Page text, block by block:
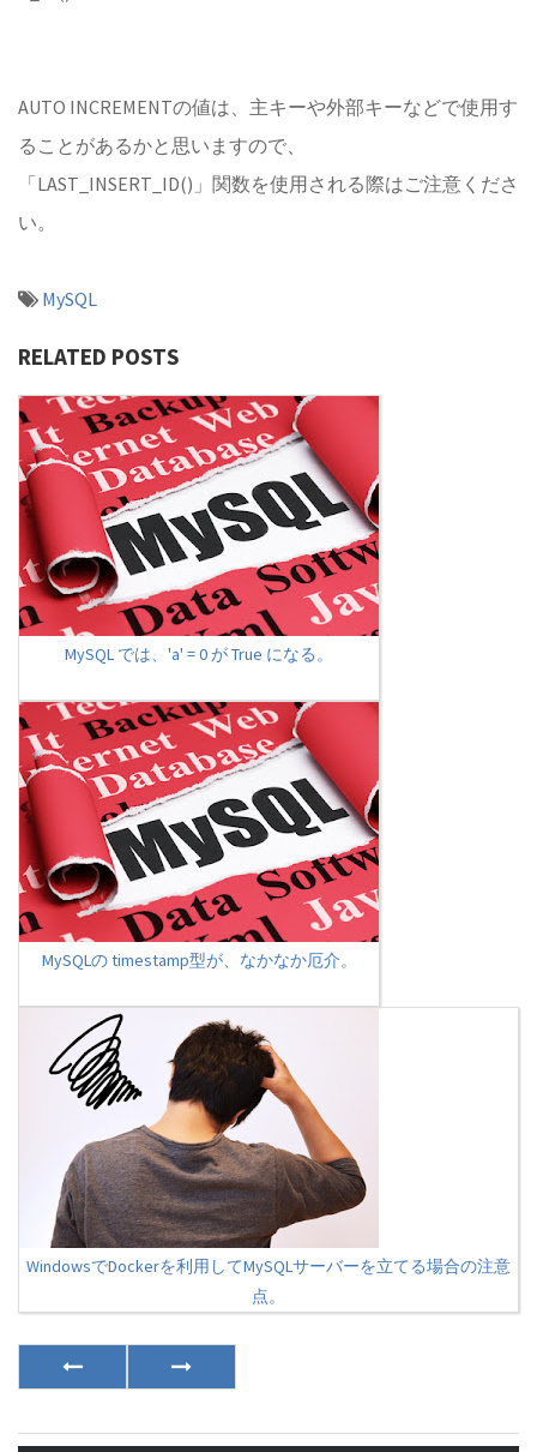
AUTO INCREMENTの値は、主キーや外部キーなどで使用す
ることがあるかと思いますので、
「LAST_INSERT_ID()」関数を使用される際はご注意くださ
い。
MySQL
RELATED POSTS
MySQL では、'a' = 0 が True になる。
MySQLの timestamp型が、なかなか厄介。
WindowsでDockerを利用してMySQLサーバーを立てる場合の注意
点。